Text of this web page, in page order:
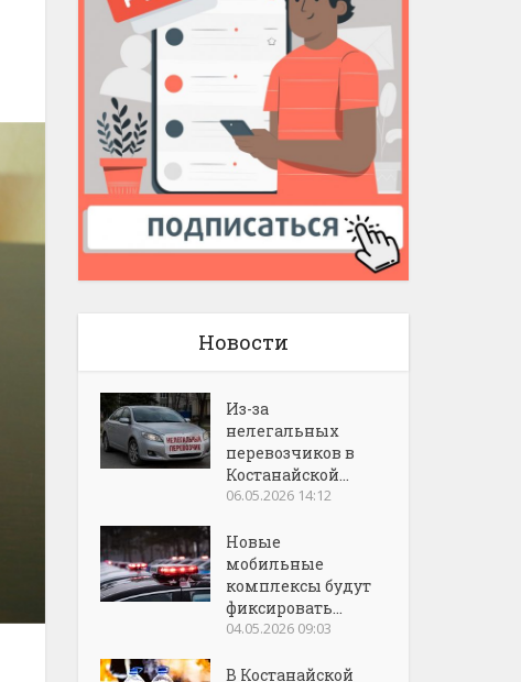
Новости
Из-за
нелегальных
перевозчиков в
Костанайской...
06.05.2026 14:12
Новые
мобильные
комплексы будут
фиксировать...
04.05.2026 09:03
В Костанайской